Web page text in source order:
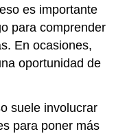
es importante
para comprender
En ocasiones,
oportunidad de
suele involucrar
para poner más